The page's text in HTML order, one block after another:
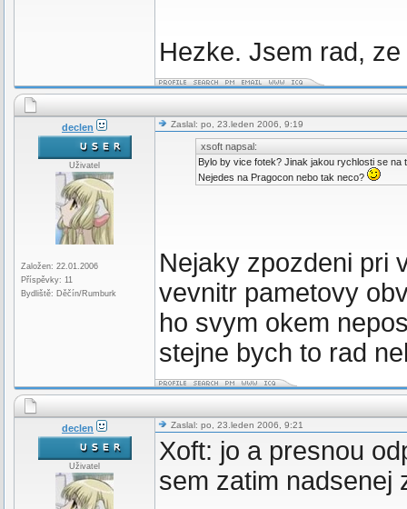
Hezke. Jsem rad,
declen
Uživatel
Založen: 22.01.2006
Příspěvky: 11
Bydliště: Děčín/Rumburk
Zaslal: po, 23.leden 2006, 9:19
xsoft napsal:
Bylo by vice fotek? Jinak jakou rychlosti se na
Nejedes na Pragocon nebo tak neco?
Nejaky zpozdeni pri
vevnitr pametovy
ho svym okem
stejne bych to rad
declen
Uživatel
Zaslal: po, 23.leden 2006, 9:21
Xoft: jo a presnou
sem zatim nadsenej